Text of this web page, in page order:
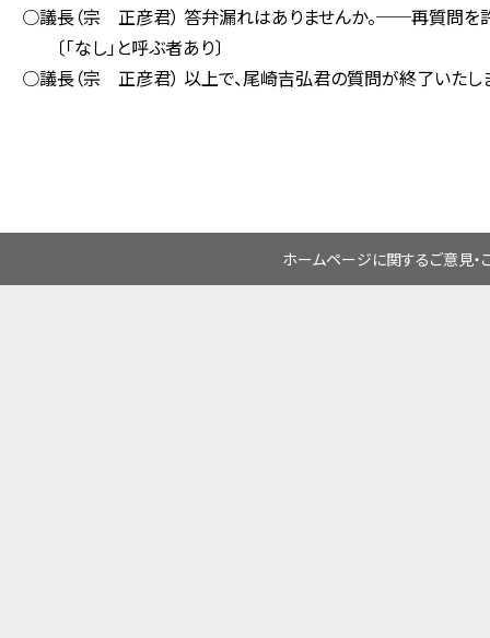
○議長（宗 正彦君） 答弁漏れはありませんか。──再質問を
〔「なし」と呼ぶ者あり〕
○議長（宗 正彦君） 以上で、尾崎吉弘君の質問が終了いたし
ホームページに関するご意見・